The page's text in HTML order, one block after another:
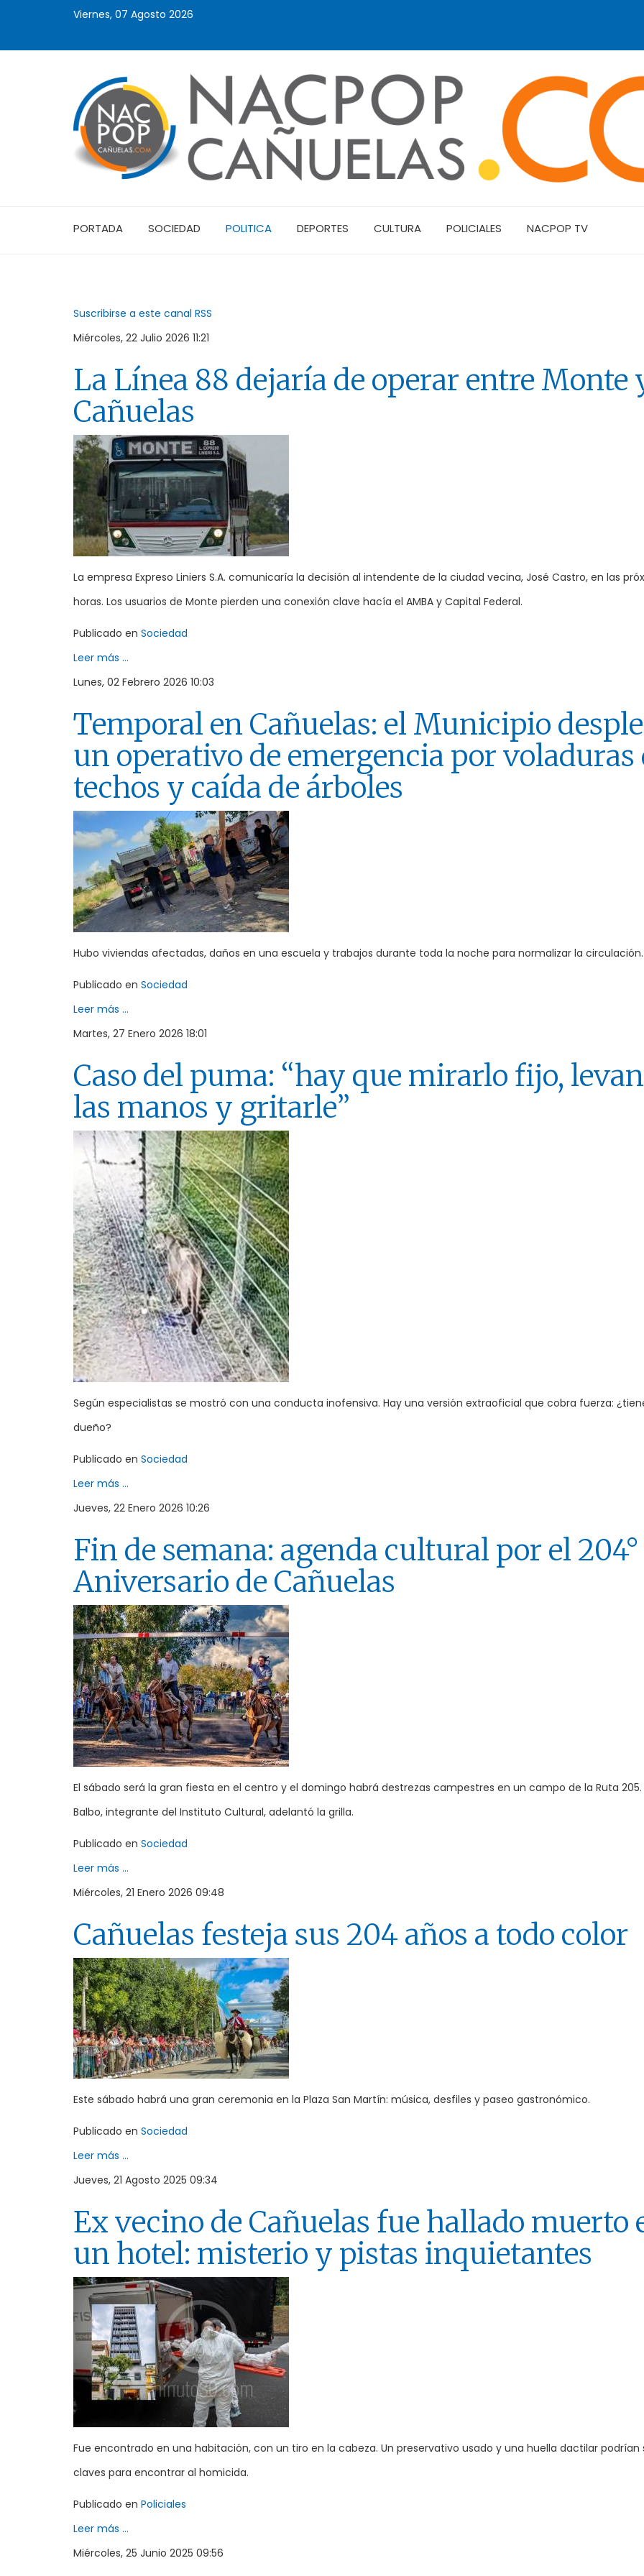
Viernes, 07 Agosto 2026
PORTADA SOCIEDAD POLITICA DEPORTES CULTURA POLICIALES NACPOP TV
Suscribirse a este canal RSS
Miércoles, 22 Julio 2026 11:21
La Línea 88 dejaría de operar entre Monte
Cañuelas
La empresa Expreso Liniers S.A. comunicaría la decisión al intendente de la ciudad vecina, José Castro, en las
horas. Los usuarios de Monte pierden una conexión clave hacía el AMBA y Capital Federal.
Publicado en Sociedad
Leer más ...
Lunes, 02 Febrero 2026 10:03
Temporal en Cañuelas: el Municipio
un operativo de emergencia por voladuras
techos y caída de árboles
Hubo viviendas afectadas, daños en una escuela y trabajos durante toda la noche para normalizar la circulación.
Publicado en Sociedad
Leer más ...
Martes, 27 Enero 2026 18:01
Caso del puma: “hay que mirarlo fijo,
las manos y gritarle”
Según especialistas se mostró con una conducta inofensiva. Hay una versión extraoficial que cobra fuerza:
dueño?
Publicado en Sociedad
Leer más ...
Jueves, 22 Enero 2026 10:26
Fin de semana: agenda cultural por el 204°
Aniversario de Cañuelas
El sábado será la gran fiesta en el centro y el domingo habrá destrezas campestres en un campo de la Ruta 205.
Balbo, integrante del Instituto Cultural, adelantó la grilla.
Publicado en Sociedad
Leer más ...
Miércoles, 21 Enero 2026 09:48
Cañuelas festeja sus 204 años a todo color
Este sábado habrá una gran ceremonia en la Plaza San Martín: música, desfiles y paseo gastronómico.
Publicado en Sociedad
Leer más ...
Jueves, 21 Agosto 2025 09:34
Ex vecino de Cañuelas fue hallado muerto
un hotel: misterio y pistas inquietantes
Fue encontrado en una habitación, con un tiro en la cabeza. Un preservativo usado y una huella dactilar podrían
claves para encontrar al homicida.
Publicado en Policiales
Leer más ...
Miércoles, 25 Junio 2025 09:56